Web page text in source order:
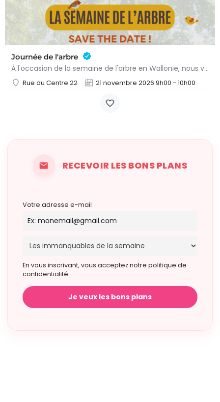
Journée de l'arbre
À l'occasion de la semaine de l'arbre en Wallonie, nous vous proposons l'annuelle distribution gratuite des…
Rue du Centre 22 21 novembre 2026 9h00 - 10h00
RECEVOIR LES BONS PLANS
Votre adresse e-mail
En vous inscrivant, vous acceptez notre politique de
confidentialité.